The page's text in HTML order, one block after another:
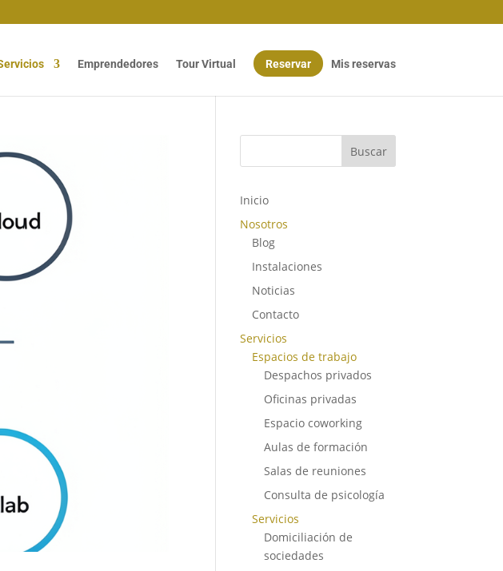
Emprendedores Tour Virtual Reservar Mis reservas
Buscar
Inicio
Nosotros
Blog
Instalaciones
Noticias
Contacto
Servicios
Espacios de trabajo
Despachos privados
Oficinas privadas
Espacio coworking
Aulas de formación
Salas de reuniones
Consulta de psicología
Servicios
Domiciliación de
sociedades